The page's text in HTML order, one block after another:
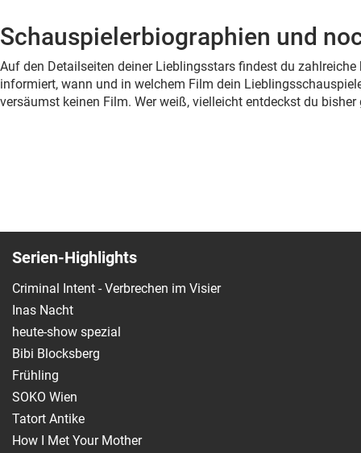
Schauspielerbiographien und
Auf den Detailseiten deiner Lieblingsstars findest du
informiert, wann und in welchem Film dein
versäumst keinen Film. Wer weiß, vielleicht entdeckst du
Serien-Highlights
Criminal Intent - Verbrechen im Visier
Inas Nacht
heute-show spezial
Bibi Blocksberg
Frühling
SOKO Wien
Tatort Antike
How I Met Your Mother